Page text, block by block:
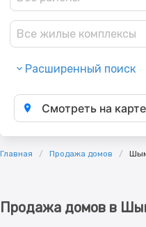
Все жилые комплексы
Расширенный поиск
Смотреть на карте
Главная Продажа домов
Продажа домов в